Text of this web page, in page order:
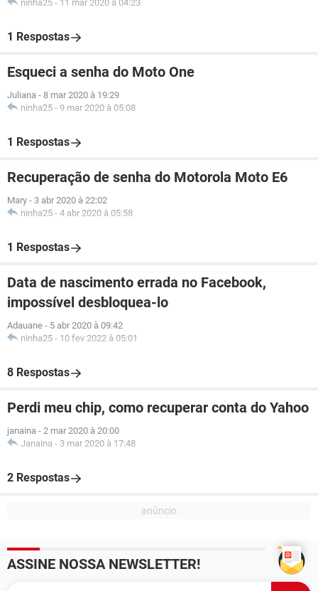
ninha25 - 11 mar 2020 à 04:23
1 Respostas
Esqueci a senha do Moto One
Juliana - 8 mar 2020 à 19:29
ninha25 - 9 mar 2020 à 05:08
1 Respostas
Recuperação de senha do Motorola Moto E6
Mary - 3 abr 2020 à 22:02
ninha25 - 4 abr 2020 à 05:58
1 Respostas
Data de nascimento errada no Facebook,
impossível desbloquea-lo
Adauane - 5 abr 2020 à 09:42
ninha25 - 10 fev 2022 à 05:01
8 Respostas
Perdi meu chip, como recuperar conta do Yahoo
janaina - 2 mar 2020 à 20:00
Janaina - 3 mar 2020 à 17:48
2 Respostas
ASSINE NOSSA NEWSLETTER!